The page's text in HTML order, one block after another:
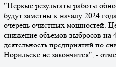
"Первые результаты работы
будут заметны к началу 2024
очередь очистных мощностей.
снижение объемов выбросов на
деятельность предприятий по
Норильске не закончится", -